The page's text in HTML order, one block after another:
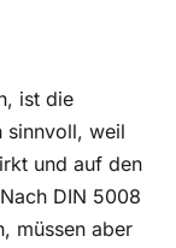
Ja, aber
und
ist die
sinnvoll, weil
und auf den
DIN 5008
müssen aber